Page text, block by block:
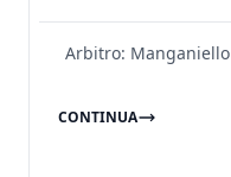
Arbitro: Manganiello
CONTINUA